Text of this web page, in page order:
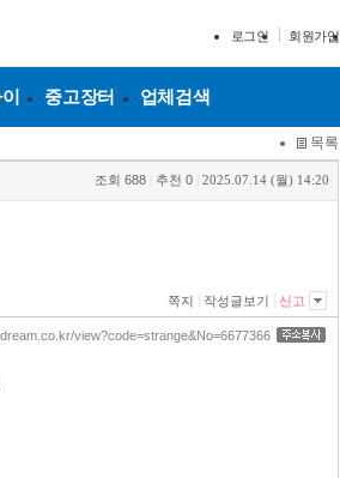
로그인 회원가입
중고장터 업체검색
목록
조회 688 추천 0 2025.07.14 (월) 14:20
쪽지 작성글보기 신고
view?code=strange&No=6677366